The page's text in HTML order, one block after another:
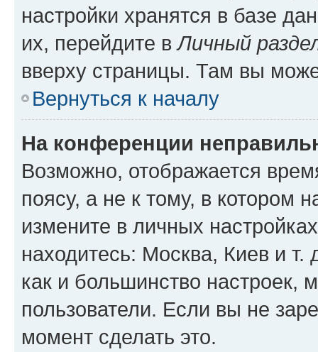
настройки хранятся в базе
их, перейдите вЛичный
вверху страницы. Там вы
Вернуться к началу
На конференции
Возможно, отображается
поясу, а не к тому, в котором
измените в личных
находитесь: Москва, Киев и т.
как и большинство настроек,
пользователи. Если вы не
момент сделать это.